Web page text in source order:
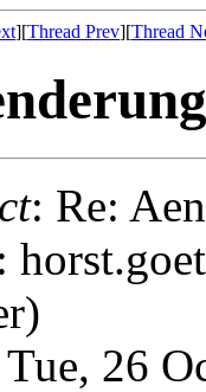
][Thread Prev][Thread
: Re:
:
Tue, 26